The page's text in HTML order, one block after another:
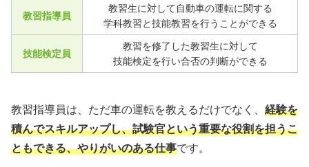
教習指導員
教習生に対して自動車の運転に関する
学科教習と技能教習を行うことができる
技能検定員
教習を修了した教習生に対して
技能検定を行い合否の判断ができる
教習指導員は、ただ車の運転を教えるだけでなく、 経験を
積んでスキルアップし、試験官という重要な役割を担うこ
ともできる、やりがいのある仕事です。